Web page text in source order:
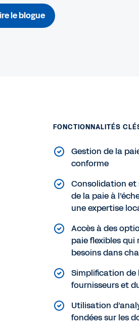
le blogue
FONCTIONNALITÉS
Gestion de la
conforme
Consolidation et
de la paie à
une expertise
Accès à des
paie flexibles
besoins dans
Simplification de
fournisseurs et
Utilisation
fondées sur les